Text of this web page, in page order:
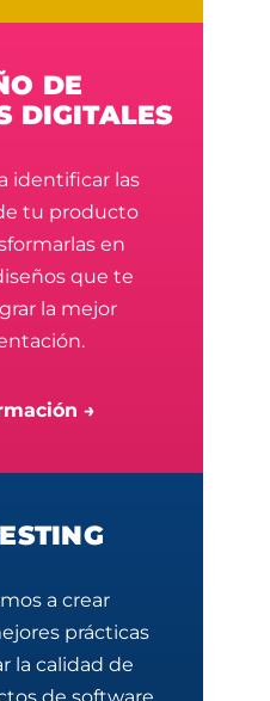
DE
DIGITALES
identificar las
tu producto
en
que te
la mejor
→
a crear
prácticas
la calidad de